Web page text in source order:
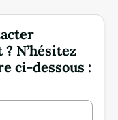
N’hésitez
ci-dessous :